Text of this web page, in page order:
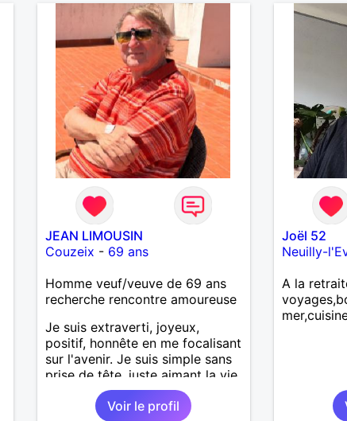
JEAN LIMOUSIN
Couzeix - 69 ans
Homme veuf/veuve de 69 ans
recherche rencontre amoureuse
Je suis extraverti, joyeux,
positif, honnête en me focalisant
sur l'avenir. Je suis simple sans
prise de tête, juste aimant la vie.
Toujours en pensées positives,
heureux de vivre. Malgré mon
Voir le profil
Joël 52
Neuilly-
A la